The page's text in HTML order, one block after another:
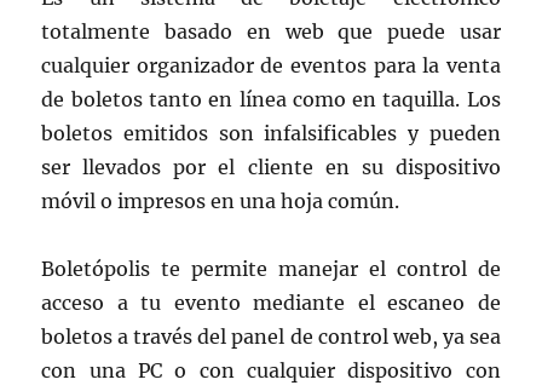
totalmente basado en web que puede usar
cualquier organizador de eventos para la venta
de boletos tanto en línea como en taquilla. Los
boletos emitidos son infalsificables y pueden
ser llevados por el cliente en su dispositivo
móvil o impresos en una hoja común.
Boletópolis te permite manejar el control de
acceso a tu evento mediante el escaneo de
boletos a través del panel de control web, ya sea
con una PC o con cualquier dispositivo con